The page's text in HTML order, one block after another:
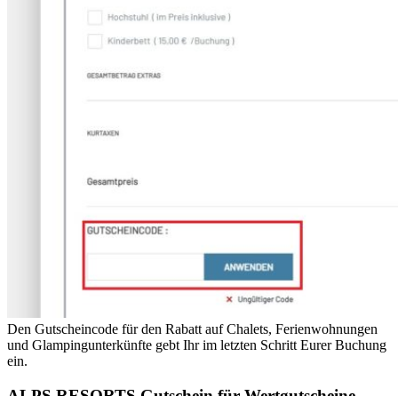
Den Gutscheincode für den Rabatt auf Chalets, Ferienwohnungen
und Glampingunterkünfte gebt Ihr im letzten Schritt Eurer Buchung
ein.